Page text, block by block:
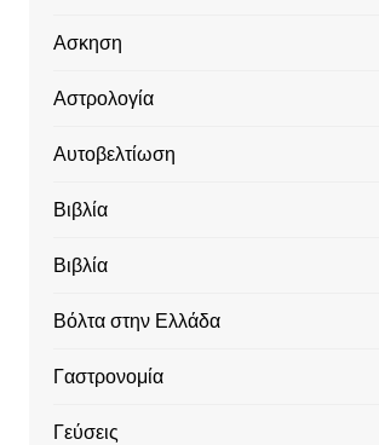
Ασκηση
Αστρολογία
Αυτοβελτίωση
Βιβλία
Βιβλία
Βόλτα στην Ελλάδα
Γαστρονομία
Γεύσεις